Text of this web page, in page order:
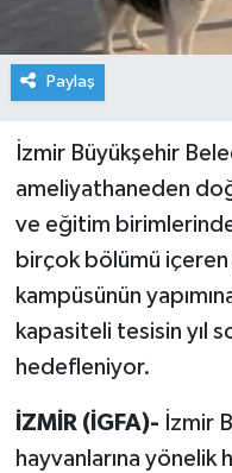
Paylaş
İzmir Büyükşehir
ameliyathaneden
ve eğitim
birçok bölümü içeren
kampüsünün
kapasiteli tesisin yıl
hedefleniyor.
İZMİR (İGFA)- İzmir
hayvanlarına yönelik